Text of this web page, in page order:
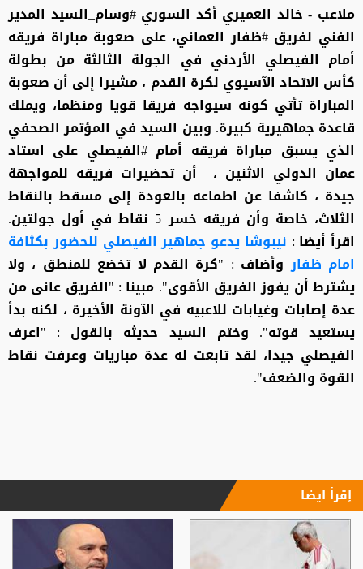
ملاعب - خالد العميري أكد السوري #وسام_السيد المدير
الفني لفريق #ظفار العماني، على صعوبة مباراة فريقه
أمام الفيصلي الأردني في الجولة الثالثة من بطولة
كأس الاتحاد الآسيوي لكرة القدم ، مشيرا إلى أن صعوبة
المباراة تأتي كونه سيواجه فريقا قويا ومنظما، ويملك
قاعدة جماهيرية كبيرة. وبين السيد في المؤتمر الصحفي
الذي يسبق مباراة فريقه أمام #الفيصلي على استاد
عمان الدولي الاثنين ، أن تحضيرات فريقه للمواجهة
جيدة ، كاشفا عن اطماعه بالعودة إلى مسقط بالنقاط
الثلاث، خاصة وأن فريقه خسر 5 نقاط في أول جولتين.
اقرأ أيضا : نيبوشا يدعو جماهير الفيصلي للحضور بكثافة
امام ظفاروأضاف : "كرة القدم لا تخضع للمنطق ، ولا
يشترط أن يفوز الفريق الأقوى". مبينا : "الفريق عانى من
عدة إصابات وغيابات للاعبيه في الآونة الأخيرة ، لكنه بدأ
يستعيد قوته". وختم السيد حديثه بالقول : "اعرف
الفيصلي جيدا، لقد تابعت له عدة مباريات وعرفت نقاط
القوة والضعف".
إقرأ ايضا